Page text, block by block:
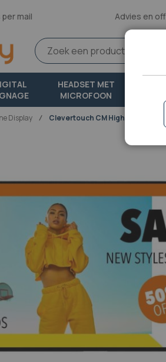
mail Advies en
HEADSET MET
MICROFOON
Display Clevertouch CM High-Bright - 49